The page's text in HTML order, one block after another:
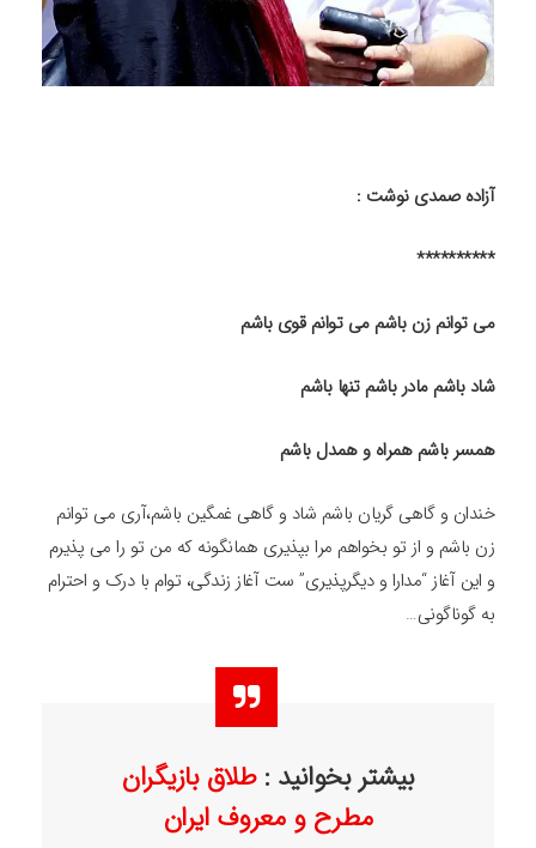
آزاده صمدی نوشت :
**********
می توانم زن باشم می توانم قوی باشم
شاد باشم مادر باشم تنها باشم
همسر باشم همراه و همدل باشم
خندان و گاهی گریان باشم شاد و گاهی غمگین باشم،آری می توانم
زن باشم و از تو بخواهم مرا بپذیری همانگونه که من تو را می پذیرم
و این آغاز “مدارا و دیگرپذیری” ست آغاز زندگی، توام با درک و احترام
به گوناگونی…
بیشتر بخوانید : طلاق بازیگران
مطرح و معروف ایران